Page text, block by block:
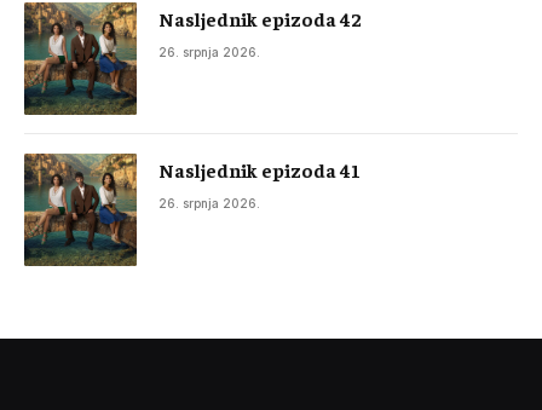
Nasljednik epizoda 42
26. srpnja 2026.
Nasljednik epizoda 41
26. srpnja 2026.